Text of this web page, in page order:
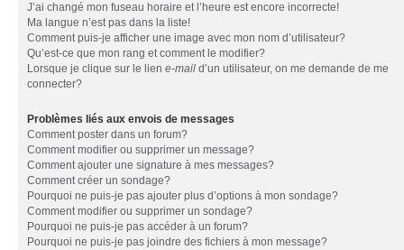
J’ai changé mon fuseau horaire et l’heure est encore incorrecte!
Ma langue n’est pas dans la liste!
Comment puis-je afficher une image avec mon nom d’utilisateur?
Qu’est-ce que mon rang et comment le modifier?
Lorsque je clique sur le lien e-mail d’un utilisateur, on me demande de me
connecter?
Problèmes liés aux envois de messages
Comment poster dans un forum?
Comment modifier ou supprimer un message?
Comment ajouter une signature à mes messages?
Comment créer un sondage?
Pourquoi ne puis-je pas ajouter plus d’options à mon sondage?
Comment modifier ou supprimer un sondage?
Pourquoi ne puis-je pas accéder à un forum?
Pourquoi ne puis-je pas joindre des fichiers à mon message?